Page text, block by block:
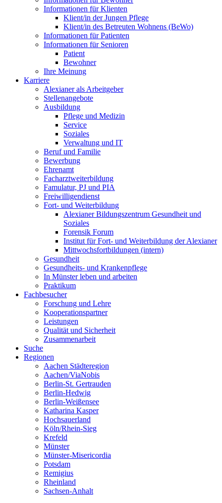
Informationen für Klienten
Klient/in der Jungen Pflege
Klient/in des Betreuten Wohnens (BeWo)
Informationen für Patienten
Informationen für Senioren
Patient
Bewohner
Ihre Meinung
Karriere
Alexianer als Arbeitgeber
Stellenangebote
Ausbildung
Pflege und Medizin
Service
Soziales
Verwaltung und IT
Beruf und Familie
Bewerbung
Ehrenamt
Facharztweiterbildung
Famulatur, PJ und PIA
Freiwilligendienst
Fort- und Weiterbildung
Alexianer Bildungszentrum Gesundheit und
Soziales
Forensik Forum
Institut für Fort- und Weiterbildung der Alexianer
Mittwochsfortbildungen (intern)
Gesundheit
Gesundheits- und Krankenpflege
In Münster leben und arbeiten
Praktikum
Fachbesucher
Forschung und Lehre
Kooperationspartner
Leistungen
Qualität und Sicherheit
Zusammenarbeit
Suche
Regionen
Aachen Städteregion
Aachen/ViaNobis
Berlin-St. Gertrauden
Berlin-Hedwig
Berlin-Weißensee
Katharina Kasper
Hochsauerland
Köln/Rhein-Sieg
Krefeld
Münster
Münster-Misericordia
Potsdam
Remigius
Rheinland
Sachsen-Anhalt